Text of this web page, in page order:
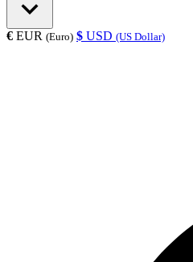
€ EUR (Euro) $ USD (US Dollar)